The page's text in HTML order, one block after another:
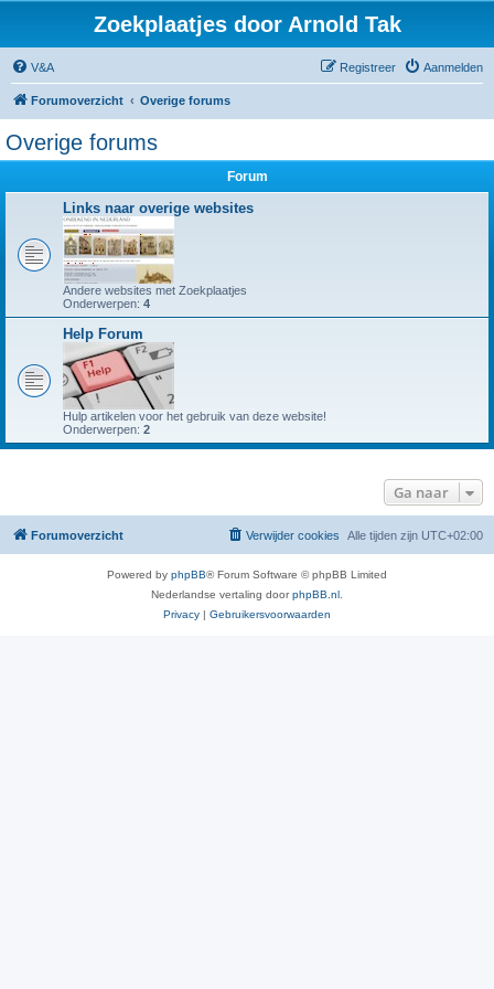
Zoekplaatjes door Arnold Tak
V&A Aanmelden
Registreer
Forumoverzicht Overige forums
Overige forums
Forum
Links naar overige websites
Andere websites met Zoekplaatjes
Onderwerpen: 4
Help Forum
Hulp artikelen voor het gebruik van deze website!
Onderwerpen: 2
Ga naar
Forumoverzicht Alle tijden zijn UTC+02:00
Verwijder cookies
Powered by phpBB® Forum Software © phpBB Limited
Nederlandse vertaling doorphpBB.nl
Privacy | Gebruikersvoorwaarden